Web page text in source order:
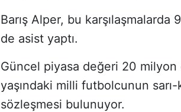
Barış Alper, bu
de asist yaptı.
Güncel piyasa değeri 20
yaşındaki milli futbolcunun sarı-
sözleşmesi bulunuyor.